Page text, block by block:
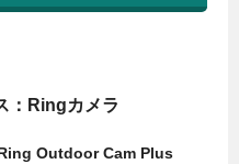
：Ringカメラ
Outdoor Cam Plus